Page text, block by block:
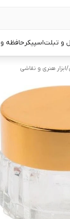
و تبلتاسپیکرحافظه
/ابزار هنری و نقاشی